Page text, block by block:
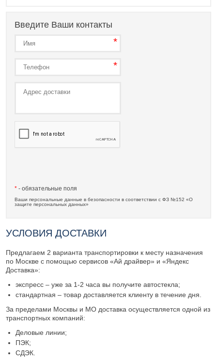
Введите Ваши контакты
* - обязательные поля
Ваши персональные данные в безопасности в соответствии с ФЗ №152 «О
защите персональных данных»
УСЛОВИЯ ДОСТАВКИ
Предлагаем 2 варианта транспортировки к месту назначения
по Москве с помощью сервисов «Ай драйвер» и «Яндекс
Доставка»:
экспресс – уже за 1-2 часа вы получите автостекла;
стандартная – товар доставляется клиенту в течение дня.
За пределами Москвы и МО доставка осуществляется одной из
транспортных компаний:
Деловые линии;
ПЭК;
СДЭК.